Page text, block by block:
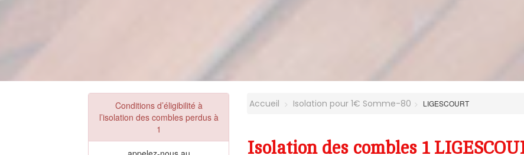
Conditions d’éligibilité à
l’isolation des combles perdus à
1
Accueil Isolation pour 1€ Somme-80 LIGESCOURT
Isolation des combles 1